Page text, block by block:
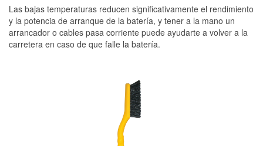
Las bajas temperaturas reducen significativamente el rendimiento
y la potencia de arranque de la batería, y tener a la mano un
arrancador o cables pasa corriente puede ayudarte a volver a la
carretera en caso de que falle la batería.